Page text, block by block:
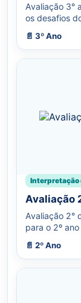
Avaliação 3°
os desafios
📄 3º Ano
Interpretação
Avaliação
Avaliação 2°
para o 2º
📄 2º Ano